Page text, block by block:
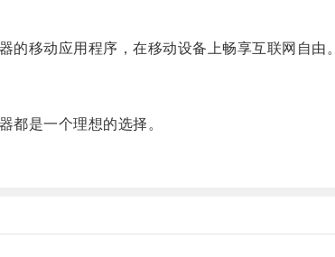
移动应用程序，在移动设备上畅享互联网自由。
是一个理想的选择。